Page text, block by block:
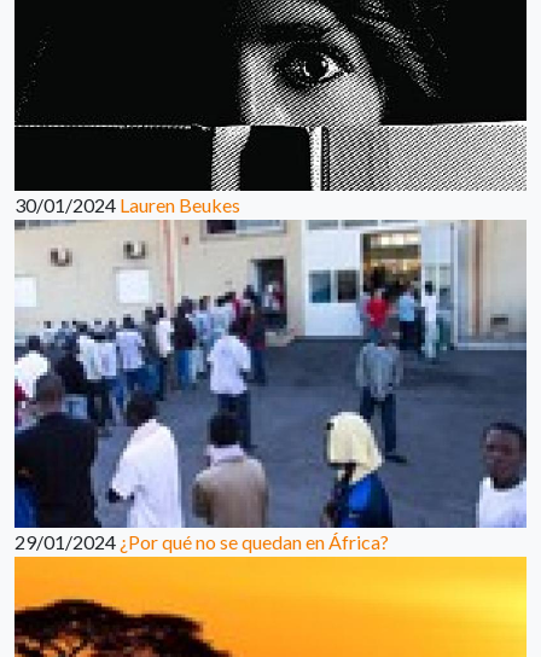
30/01/2024 Lauren Beukes
29/01/2024 ¿Por qué no se quedan en África?